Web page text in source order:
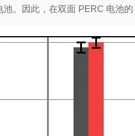
因此，在双面 PERC 电池